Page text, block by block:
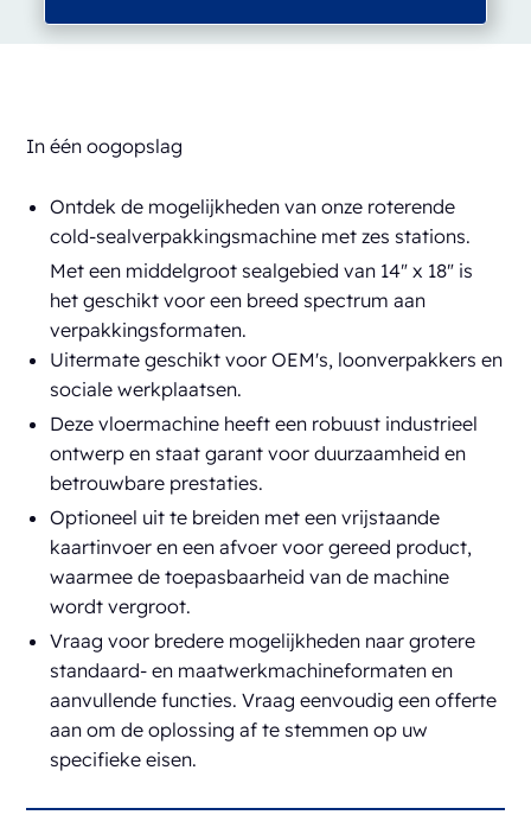
In één oogopslag
Ontdek de mogelijkheden van onze roterende
cold-sealverpakkingsmachine met zes stations.
Met een middelgroot sealgebied van 14" x 18" is
het geschikt voor een breed spectrum aan
verpakkingsformaten.
Uitermate geschikt voor OEM's, loonverpakkers en
sociale werkplaatsen.
Deze vloermachine heeft een robuust industrieel
ontwerp en staat garant voor duurzaamheid en
betrouwbare prestaties.
Optioneel uit te breiden met een vrijstaande
kaartinvoer en een afvoer voor gereed product,
waarmee de toepasbaarheid van de machine
wordt vergroot.
Vraag voor bredere mogelijkheden naar grotere
standaard- en maatwerkmachineformaten en
aanvullende functies. Vraag eenvoudig een offerte
aan om de oplossing af te stemmen op uw
specifieke eisen.